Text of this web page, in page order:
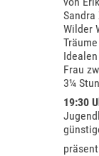
Wilder
Frau
3¼
19:30